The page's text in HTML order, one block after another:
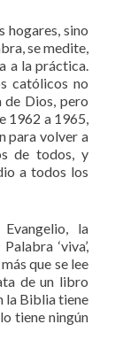
hogares, sino
se medite,
a la práctica.
católicos no
Dios, pero
1962 a 1965,
para volver a
de todos, y
a todos los
la
‘viva’,
que se lee
de un libro
la Biblia tiene
tiene ningún